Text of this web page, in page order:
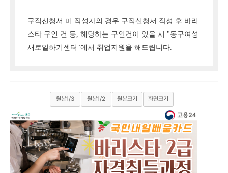
구직신청서 미 작성자의 경우 구직신청서 작성 후 바리
스타 구인 건 등, 해당하는 구인건이 있을 시 "동구여성
새로일하기센터"에서 취업지원을 해드립니다.
원본1/3 원본1/2 원본크기 화면크기